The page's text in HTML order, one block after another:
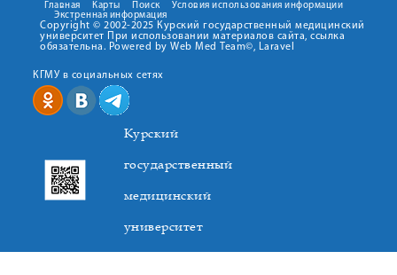
Главная Карты Поиск
Условия использования информации
Экстренная информация
Copyright © 2002-2025 Курский государственный медицинский
университет При использовании материалов сайта, ссылка
обязательна. Powered by Web Med Team©, Laravel
КГМУ в социальных сетях
Курский
государственный
медицинский
университет